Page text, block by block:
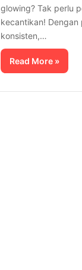
glowing? Tak perlu
kecantikan! Dengan
konsisten,…
Read More »